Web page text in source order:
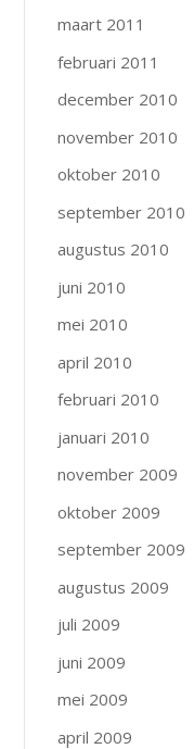
maart 2011
februari 2011
december 2010
november 2010
oktober 2010
september 2010
augustus 2010
juni 2010
mei 2010
april 2010
februari 2010
januari 2010
november 2009
oktober 2009
september 2009
augustus 2009
juli 2009
juni 2009
mei 2009
april 2009